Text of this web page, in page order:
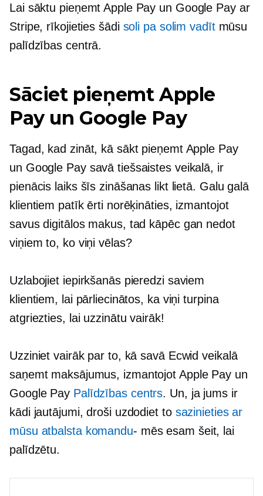
Lai sāktu pieņemt Apple Pay un Google Pay ar
Stripe, rīkojieties šādi soli pa solim vadītmūsu
palīdzības centrā.
Sāciet pieņemt Apple
Pay un Google Pay
Tagad, kad zināt, kā sākt pieņemt Apple Pay
un Google Pay savā tiešsaistes veikalā, ir
pienācis laiks šīs zināšanas likt lietā. Galu galā
klientiem patīk ērti norēķināties, izmantojot
savus digitālos makus, tad kāpēc gan nedot
viņiem to, ko viņi vēlas?
Uzlabojiet iepirkšanās pieredzi saviem
klientiem, lai pārliecinātos, ka viņi turpina
atgriezties, lai uzzinātu vairāk!
Uzziniet vairāk par to, kā savā Ecwid veikalā
saņemt maksājumus, izmantojot Apple Pay un
Google Pay Palīdzības centrs. Un, ja jums ir
kādi jautājumi, droši uzdodiet to sazinieties ar
mūsu atbalsta komandu- mēs esam šeit, lai
palīdzētu.